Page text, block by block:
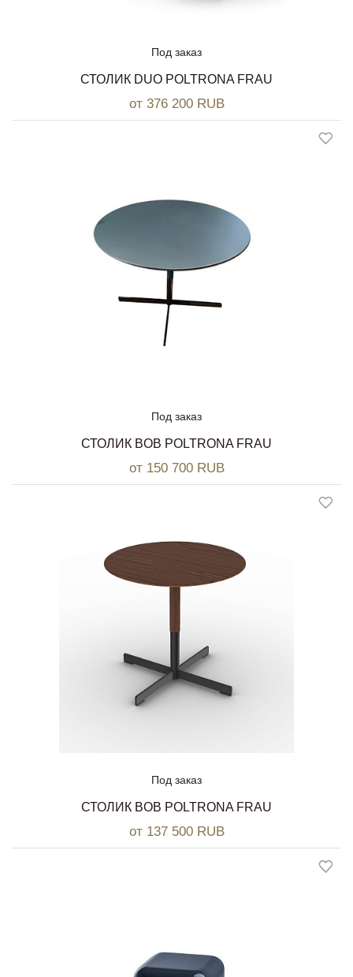
Под заказ
СТОЛИК DUO POLTRONA FRAU
от 376 200 RUB
Под заказ
СТОЛИК BOB POLTRONA FRAU
от 150 700 RUB
Под заказ
СТОЛИК BOB POLTRONA FRAU
от 137 500 RUB